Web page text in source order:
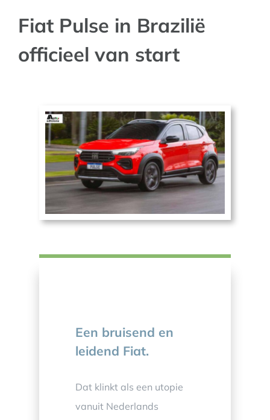
AUTO NIEUWS
Fiat Pulse in Brazilië
officieel van start
Een bruisend en
leidend Fiat.
Dat klinkt als een utopie
vanuit Nederlands